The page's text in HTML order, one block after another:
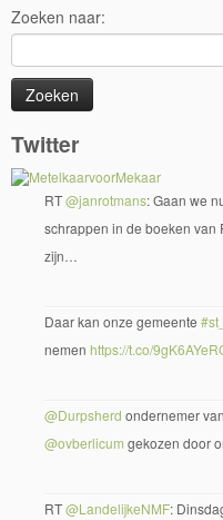
Zoeken naar:
Twitter
RT@janrotmans: Gaan we
schrappen in de boeken van
zijn…
Daar kan onze gemeente
nemen https://t.co/
@Durpsherd ondernemer
@ovberlicum gekozen door
RT@LandelijkeNMF: